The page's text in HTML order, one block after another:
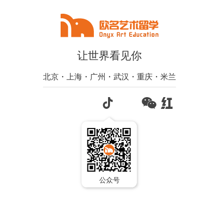
让世界看见你
北京・上海・广州・武汉・重庆・米兰
公众号